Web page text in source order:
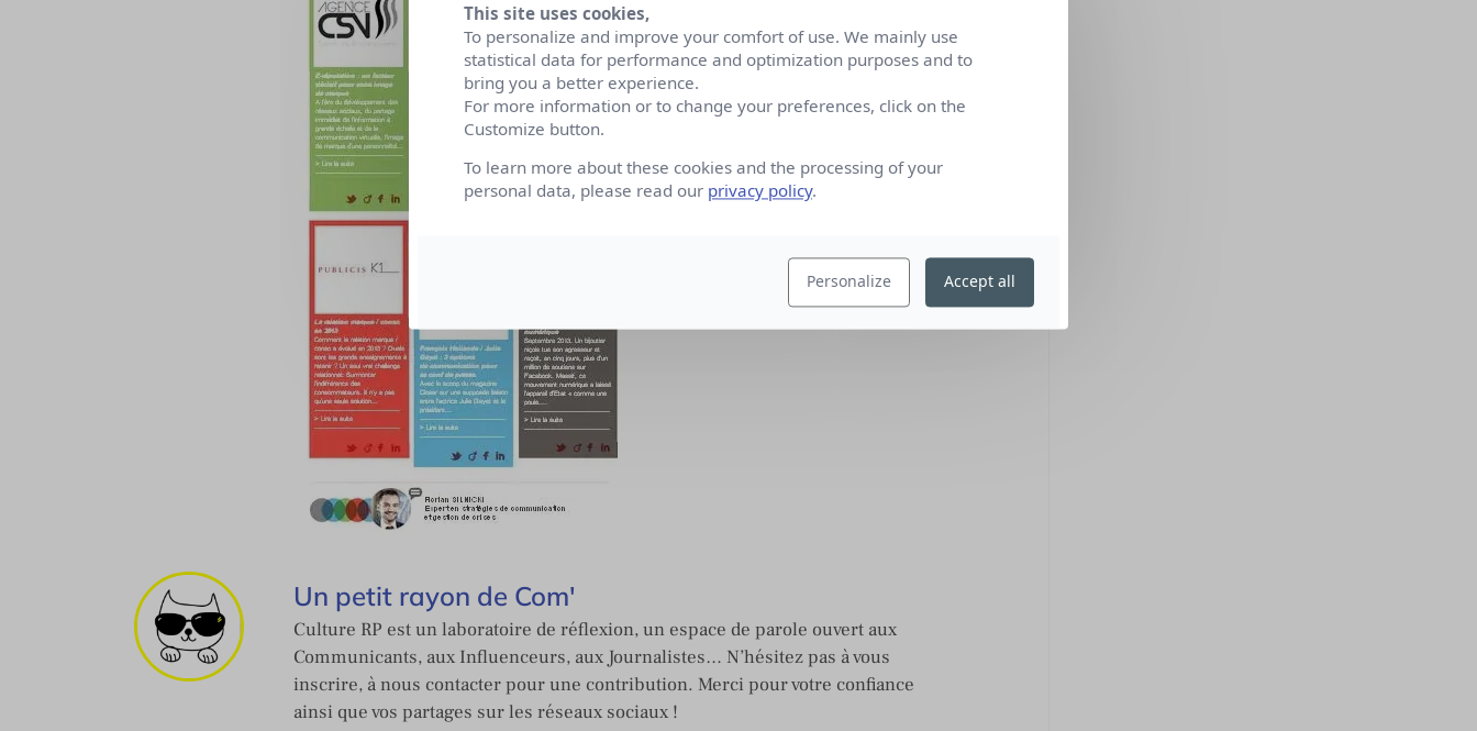
Un petit rayon de Com'
Culture RP est un laboratoire de réflexion, un espace de parole ouvert aux
Communicants, aux Influenceurs, aux Journalistes… N’hésitez pas à vous
inscrire, à nous contacter pour une contribution. Merci pour votre confiance
ainsi que vos partages sur les réseaux sociaux !
This site uses cookies,
To personalize and improve your comfort of use. We mainly use
statistical data for performance and optimization purposes and to
bring you a better experience.
For more information or to change your preferences, click on the
Customize button.
To learn more about these cookies and the processing of your
personal data, please read our privacy policy.
Personalize Accept all